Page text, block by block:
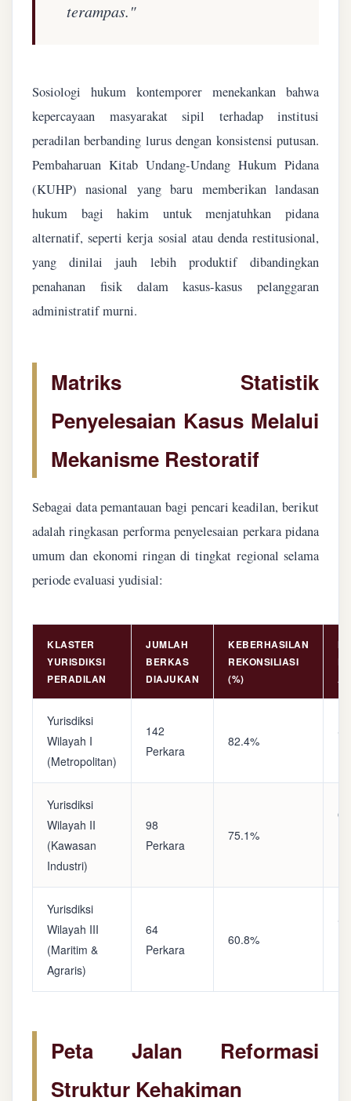
terampas."
Sosiologi hukum kontemporer menekankan bahwa
kepercayaan masyarakat sipil terhadap institusi
peradilan berbanding lurus dengan konsistensi putusan.
Pembaharuan Kitab Undang-Undang Hukum Pidana
(KUHP) nasional yang baru memberikan landasan
hukum bagi hakim untuk menjatuhkan pidana
alternatif, seperti kerja sosial atau denda restitusional,
yang dinilai jauh lebih produktif dibandingkan
penahanan fisik dalam kasus-kasus pelanggaran
administratif murni.
Matriks Statistik
Penyelesaian Kasus Melalui
Mekanisme Restoratif
Sebagai data pemantauan bagi pencari keadilan, berikut
adalah ringkasan performa penyelesaian perkara pidana
umum dan ekonomi ringan di tingkat regional selama
periode evaluasi yudisial:
KLASTER
YURISDIKSI
PERADILAN
JUMLAH
BERKAS
DIAJUKAN
KEBERHASILAN
REKONSILIASI
(%)
Yurisdiksi
Wilayah I
(Metropolitan)
142
Perkara
82.4%
Yurisdiksi
Wilayah II
(Kawasan
Industri)
98
Perkara
75.1%
Yurisdiksi
Wilayah III
(Maritim &
Agraris)
64
Perkara
60.8%
Peta Jalan Reformasi
Struktur Kehakiman